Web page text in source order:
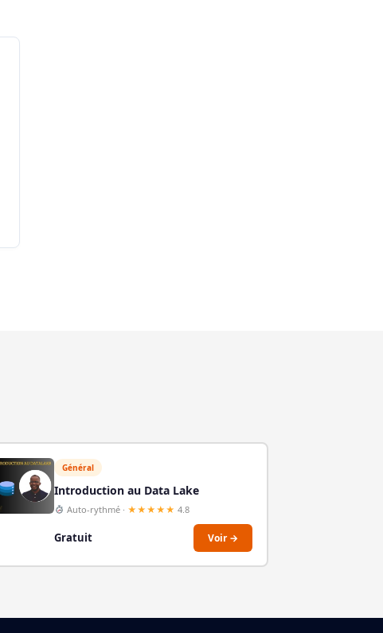
Général
Introduction au Data Lake
Auto-rythmé · ★★★★★ 4.8
Gratuit Voir →